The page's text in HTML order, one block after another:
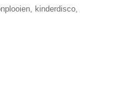
kinderdisco,